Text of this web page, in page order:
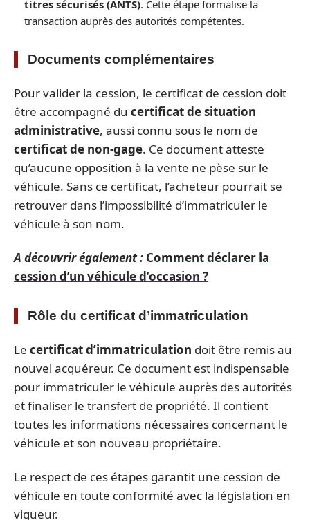
titres sécurisés (ANTS). Cette étape formalise la
transaction auprès des autorités compétentes.
Documents complémentaires
Pour valider la cession, le certificat de cession doit
être accompagné du certificat de situation
administrative, aussi connu sous le nom de
certificat de non-gage. Ce document atteste
qu’aucune opposition à la vente ne pèse sur le
véhicule. Sans ce certificat, l’acheteur pourrait se
retrouver dans l’impossibilité d’immatriculer le
véhicule à son nom.
A découvrir également : Comment déclarer la
cession d’un véhicule d’occasion ?
Rôle du certificat d’immatriculation
Le certificat d’immatriculation doit être remis au
nouvel acquéreur. Ce document est indispensable
pour immatriculer le véhicule auprès des autorités
et finaliser le transfert de propriété. Il contient
toutes les informations nécessaires concernant le
véhicule et son nouveau propriétaire.
Le respect de ces étapes garantit une cession de
véhicule en toute conformité avec la législation en
vigueur.